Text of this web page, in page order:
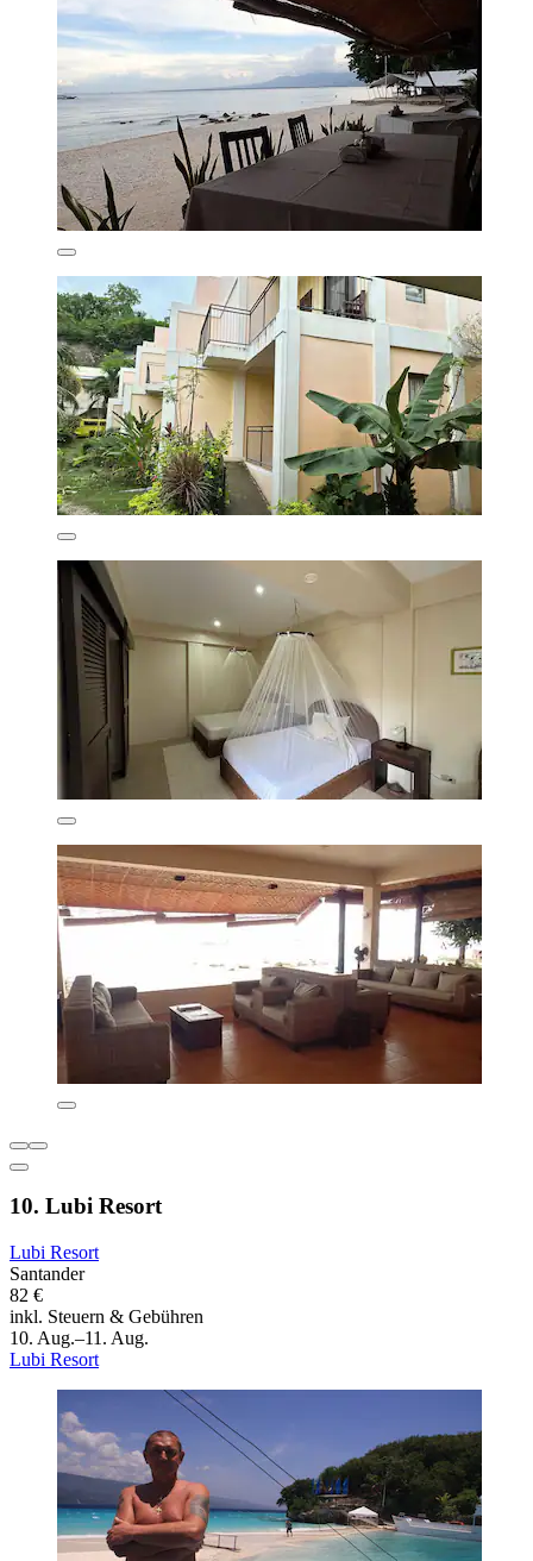
10. Lubi Resort
Lubi Resort
Santander
82 €
inkl. Steuern & Gebühren
10. Aug.–11. Aug.
Lubi Resort